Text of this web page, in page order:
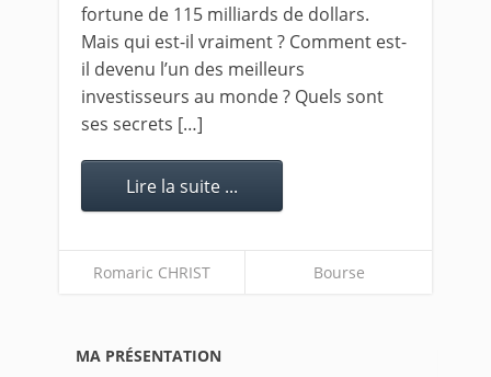
fortune de 115 milliards de dollars.
Mais qui est-il vraiment ? Comment est-
il devenu l’un des meilleurs
investisseurs au monde ? Quels sont
ses secrets […]
Lire la suite ...
Romaric CHRIST Bourse
MA PRÉSENTATION